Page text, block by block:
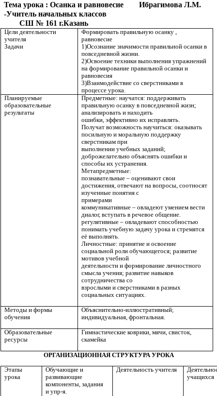
Тема урока : Осанка и равновесие Ибрагимова Л.М.
-Учитель начальных классов
СШ № 161 г.Казань
Цели деятельности
учителя
Задачи
Формировать правильную осанку ,
равновесие
1)Осознание значимости правильной осанки в
повседневной жизни.
2)Освоение техники выполнения упражнений
на формирование правильной осанки и
равновесия
3)Взаимодействие со сверстниками в
процессе урока.
Планируемые
образовательные
результаты
Предметные: научатся: поддерживать
правильную осанку в повседневной жизн;
анализировать и находить
ошибки, эффективно их исправлять.
Получат возможность научиться: оказывать
посильную и моральную поддержку
сверстникам при
выполнении учебных заданий;
доброжелательно объяснять ошибки и
способы их устранения.
Метапредметные:
познавательные – оценивают свои
достижения, отвечают на вопросы, соотносят
изученные понятия с
примерами
коммуникативные – овладеют умением вести
диалог, вступать в речевое общение.
регулятивные – овладевают способностью
понимать учебную задачу урока и стремятся
её выполнять.
Личностные: принятие и освоение
социальной роли обучающегося; развитие
мотивов учебной
деятельности и формирование личностного
смысла учения; развитие навыков
сотрудничества со
взрослыми и сверстниками в разных
социальных ситуациях.
Методы и формы
обучения
Объяснительно-иллюстративный;
индивидуальная, фронтальная.
Образовательные
ресурсы
Гимнастические коврики, мячи, свисток,
скамейка
ОРГАНИЗАЦИОННАЯ СТРУКТУРА УРОКА
Этапы
урока
Обучающие и
развивающие
компоненты, задания
и упр-я.
Деятельность учителя
учащихся